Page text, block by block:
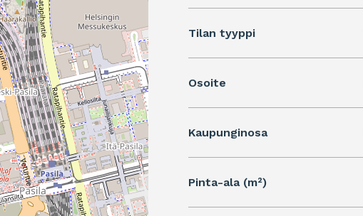
Tilan tyyppi
Osoite
Kaupunginosa
Pinta-ala (m²)